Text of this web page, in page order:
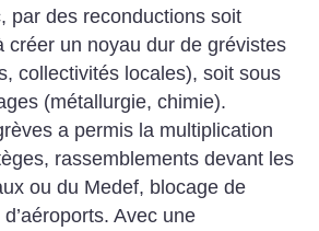
par des reconductions soit
créer un noyau dur de grévistes
collectivités locales), soit sous
(métallurgie, chimie).
a permis la multiplication
rassemblements devant les
ou du Medef, blocage de
Avec une